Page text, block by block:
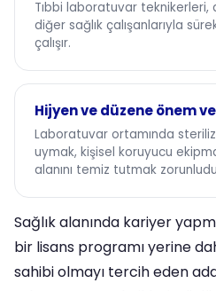
Tıbbi laboratuvar
diğer sağlık çalışanlarıyla
çalışır.
Hijyen ve düzene önem
Laboratuvar ortamında
uymak, kişisel koruyucu
alanını temiz tutmak
Sağlık alanında kariyer
bir lisans programı yerine
sahibi olmayı tercih eden